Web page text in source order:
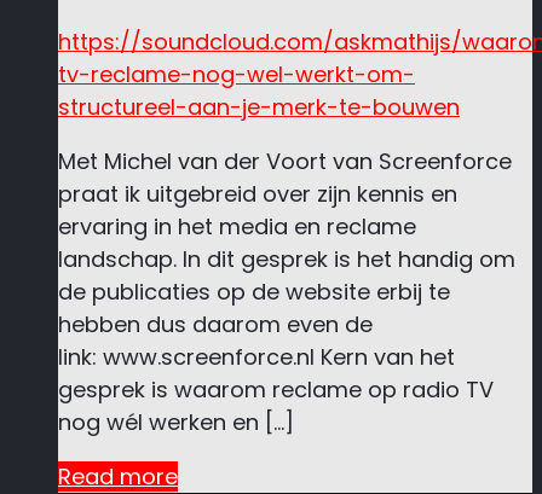
https://soundcloud.com/askmathijs/
tv-reclame-nog-wel-werkt-om-
structureel-aan-je-merk-te-bouwen
Met Michel van der Voort van Screenforce
praat ik uitgebreid over zijn kennis en
ervaring in het media en reclame
landschap. In dit gesprek is het handig om
de publicaties op de website erbij te
hebben dus daarom even de
link: www.screenforce.nl Kern van het
gesprek is waarom reclame op radio TV
nog wél werken en […]
Read more